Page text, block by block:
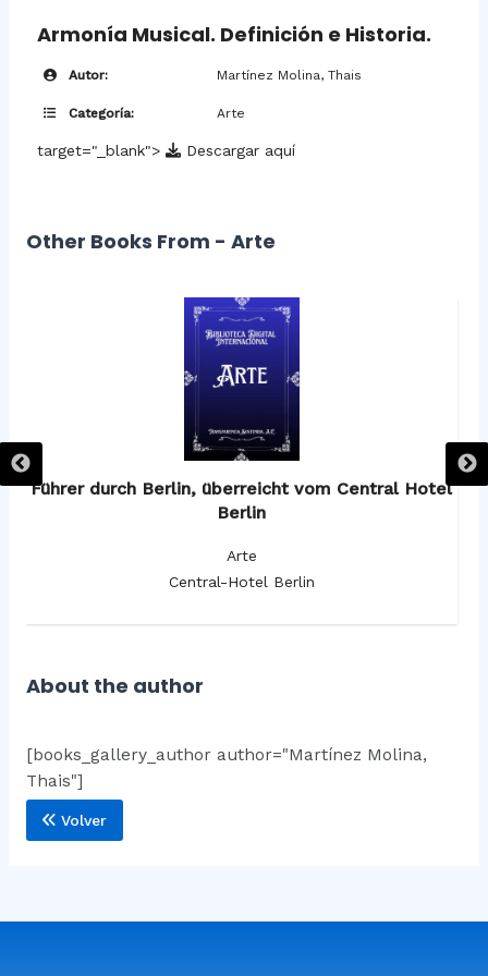
Armonía Musical. Definición e Historia.
Autor: Martínez Molina, Thais
Categoría: Arte
target="_blank"> Descargar aquí
Other Books From - Arte
Führer durch Berlin, überreicht vom Central Hotel
Berlin
Arte
Central-Hotel Berlin
About the author
[books_gallery_author author="Martínez Molina,
Thais"]
Volver